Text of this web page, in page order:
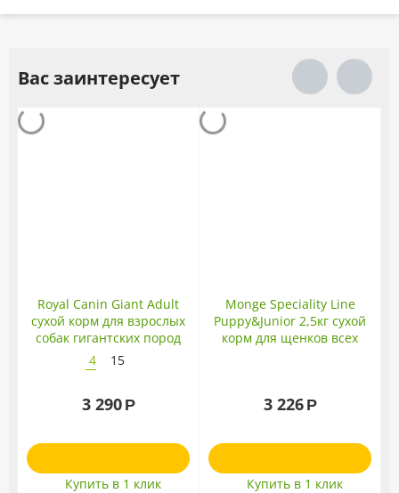
Вас заинтересует
Royal Canin Giant Adult
сухой корм для взрослых
собак гигантских пород
4
15
3 290 Р
Купить в 1 клик
Monge Speciality Line
Puppy&Junior 2,5кг сухой
корм для щенков всех
3 226 Р
Купить в 1 клик